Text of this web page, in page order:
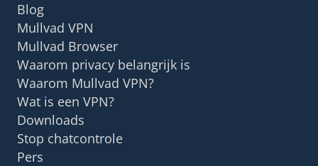
Blog
Mullvad VPN
Mullvad Browser
Waarom privacy belangrijk is
Waarom Mullvad VPN?
Wat is een VPN?
Downloads
Stop chatcontrole
Pers